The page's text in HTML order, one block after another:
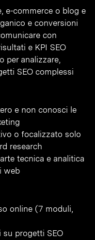
e-commerce o blog e
e conversioni
con
e KPI SEO
per analizzare,
SEO complessi
e non conosci le
o focalizzato solo
research
tecnica e analitica
web
online (7 moduli,
su progetti SEO